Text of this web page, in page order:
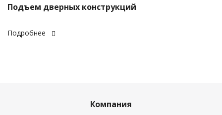
Подъем дверных конструкций
Подробнее
Компания